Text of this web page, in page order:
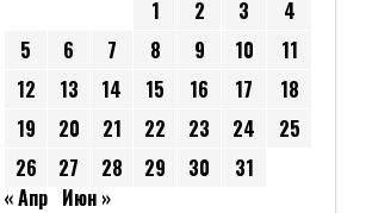
1 2 3
4
5
6 7 8 9 10
11
12
13 14 15 16 17
18
19
20 21 22 23 24
25
26
27 28 29 30
31
« Апр Июн »